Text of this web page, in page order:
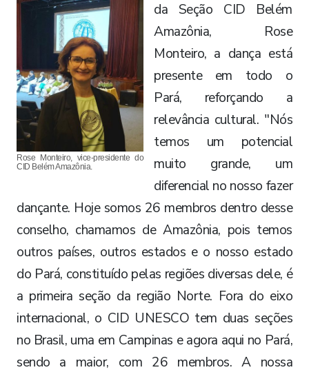
Rose Monteiro, vice-presidente do
CID Belém Amazônia.
da Seção CID Belém
Amazônia, Rose
Monteiro, a dança está
presente em todo o
Pará, reforçando a
relevância cultural. "Nós
temos um potencial
muito grande, um
diferencial no nosso fazer
dançante. Hoje somos 26 membros dentro desse
conselho, chamamos de Amazônia, pois temos
outros países, outros estados e o nosso estado
do Pará, constituído pelas regiões diversas dele, é
a primeira seção da região Norte. Fora do eixo
internacional, o CID UNESCO tem duas seções
no Brasil, uma em Campinas e agora aqui no Pará,
sendo a maior, com 26 membros. A nossa